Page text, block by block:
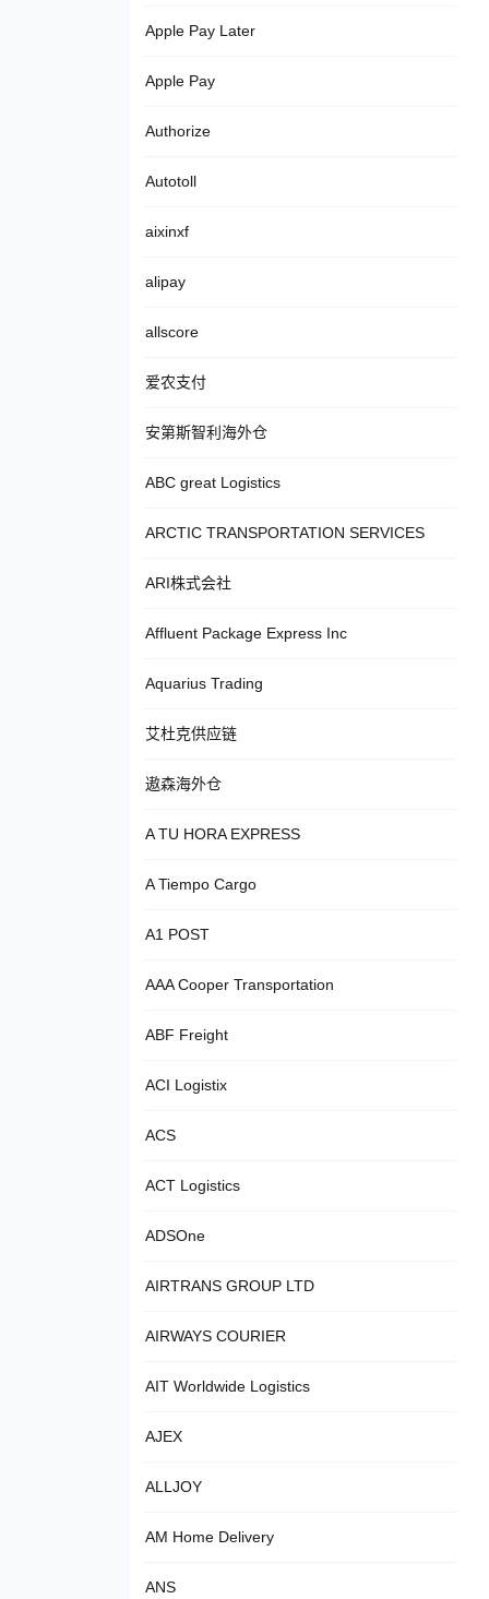
Apple Pay Later
Apple Pay
Authorize
Autotoll
aixinxf
alipay
allscore
爱农支付
安第斯智利海外仓
ABC great Logistics
ARCTIC TRANSPORTATION SERVICES
ARI株式会社
Affluent Package Express Inc
Aquarius Trading
艾杜克供应链
遨森海外仓
A TU HORA EXPRESS
A Tiempo Cargo
A1 POST
AAA Cooper Transportation
ABF Freight
ACI Logistix
ACS
ACT Logistics
ADSOne
AIRTRANS GROUP LTD
AIRWAYS COURIER
AIT Worldwide Logistics
AJEX
ALLJOY
AM Home Delivery
ANS